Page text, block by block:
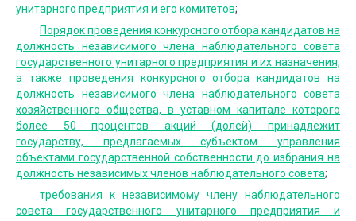
унитарного предприятия и его комитетов;
Порядок проведения конкурсного отбора кандидатов на
должность независимого члена наблюдательного совета
государственного унитарного предприятия и их назначения,
а также проведения конкурсного отбора кандидатов на
должность независимого члена наблюдательного совета
хозяйственного общества, в уставном капитале которого
более 50 процентов акций (долей) принадлежит
государству, предлагаемых субъектом управления
объектами государственной собственности до избрания на
должность независимых членов наблюдательного совета;
требования к независимому члену наблюдательного
совета государственного унитарного предприятия и